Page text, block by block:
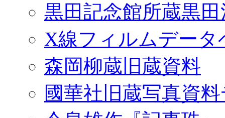
黒田記念館所蔵黒
X線フィルムデータ
森岡柳蔵旧蔵資料
國華社旧蔵写真資